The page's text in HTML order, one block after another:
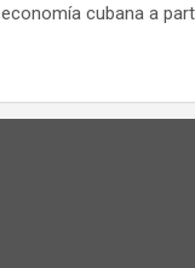
economía cubana a